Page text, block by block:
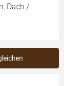
Dach /